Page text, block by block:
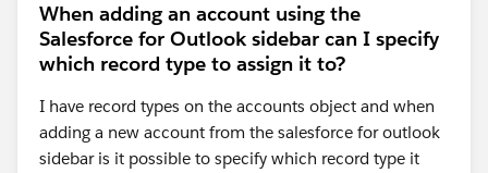
When adding an account using the
Salesforce for Outlook sidebar can I specify
which record type to assign it to?
I have record types on the accounts object and when
adding a new account from the salesforce for outlook
sidebar is it possible to specify which record type it